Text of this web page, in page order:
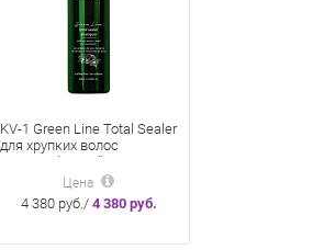
KV-1 Green Line Total Sealer
для хрупких волос
Бессульфатный шампунь
Цена
4 380 руб./ 4 380 руб.